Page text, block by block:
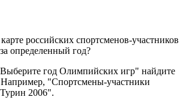
российских спортсменов-участников
определенный год?
год Олимпийских игр" найдите
"Спортсмены-участники
2006".